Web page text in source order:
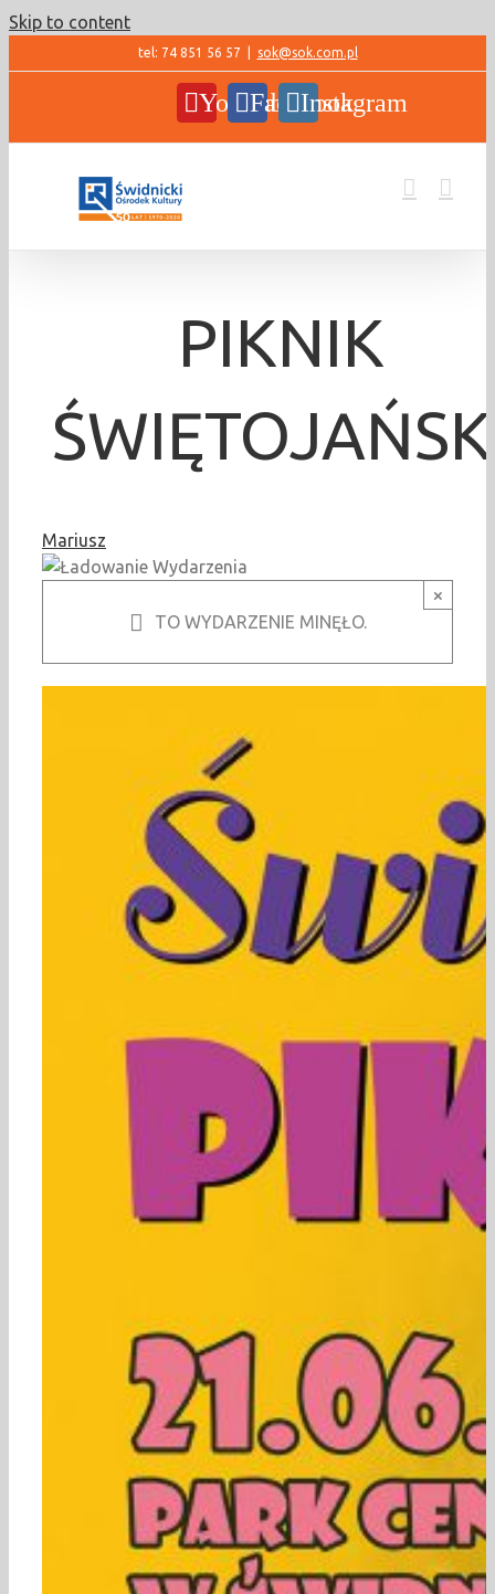
Skip to content
tel: 74 851 56 57 sok@sok.com.pl
YouTubeFacebookInstagram
PIKNIK
Mariusz
×
TO WYDARZENIE MINĘŁO.